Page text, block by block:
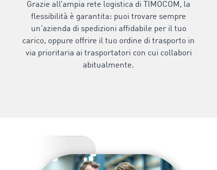
Grazie all’ampia rete logistica di TIMOCOM, la
flessibilità è garantita: puoi trovare sempre
un’azienda di spedizioni affidabile per il tuo
carico, oppure offrire il tuo ordine di trasporto in
via prioritaria ai trasportatori con cui collabori
abitualmente.